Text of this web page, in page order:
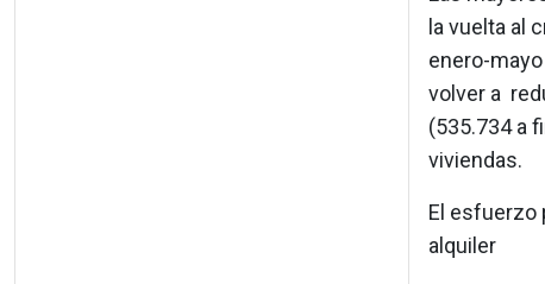
la vuelta al
enero-
volver a
(535.734 a
viviendas.
El esfuerzo
alquiler